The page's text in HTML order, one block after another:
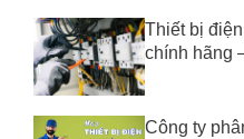
Thiết bị
chính hãng
Công ty